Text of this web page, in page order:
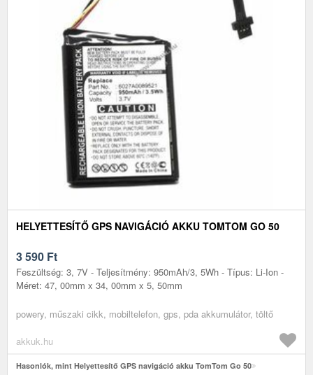
HELYETTESÍTŐ GPS NAVIGÁCIÓ AKKU TOMTOM GO 50
3 590 Ft
Feszültség: 3, 7V - Teljesítmény: 950mAh/3, 5Wh - Típus: Li-Ion -
Méret: 47, 00mm x 34, 00mm x 5, 50mm
powery, műszaki cikk, mobiltelefon, gps, pda akkumulátor, töltő
akkuk.hu
Hasonlók, mint Helyettesítő GPS navigáció akku TomTom Go 50